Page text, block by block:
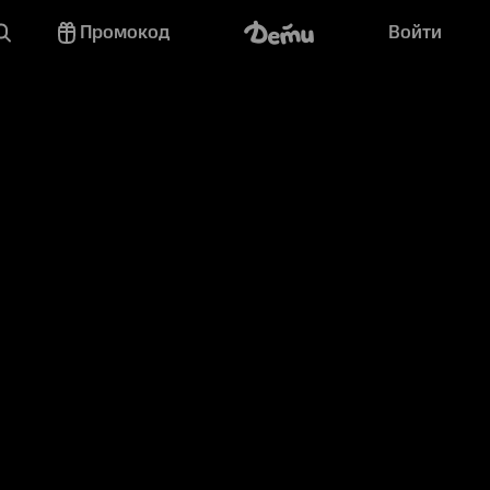
Промокод Войти